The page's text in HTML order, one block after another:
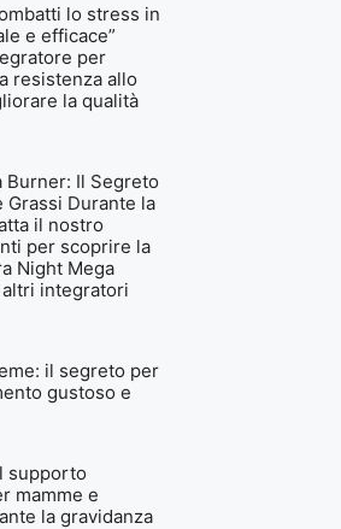
lo stress in
e efficace”
per
resistenza allo
la qualità
Burner: Il Segreto
Grassi Durante la
il nostro
per scoprire la
Night Mega
integratori
il segreto per
gustoso e
supporto
mamme e
la gravidanza